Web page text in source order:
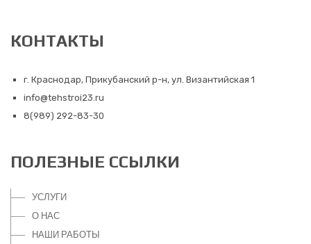
КОНТАКТЫ
г. Краснодар, Прикубанский р-н, ул. Византийская 1
info@tehstroi23.ru
8(989) 292-83-30
ПОЛЕЗНЫЕ ССЫЛКИ
УСЛУГИ
О НАС
НАШИ РАБОТЫ